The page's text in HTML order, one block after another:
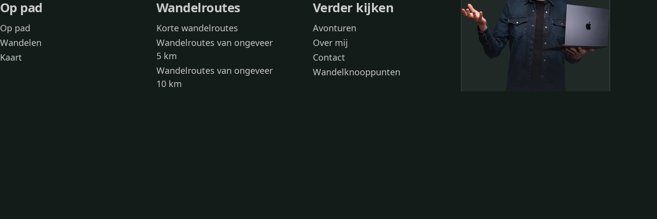
Op pad
Op pad
Wandelen
Kaart
Wandelroutes
Korte wandelroutes
Wandelroutes van ongeveer
5 km
Wandelroutes van ongeveer
10 km
Verder kijken
Avonturen
Over mij
Contact
Wandelknooppunten